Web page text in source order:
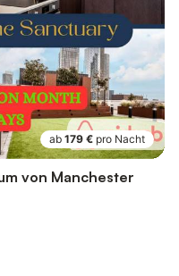
ab 179 € pro Nacht
von Manchester